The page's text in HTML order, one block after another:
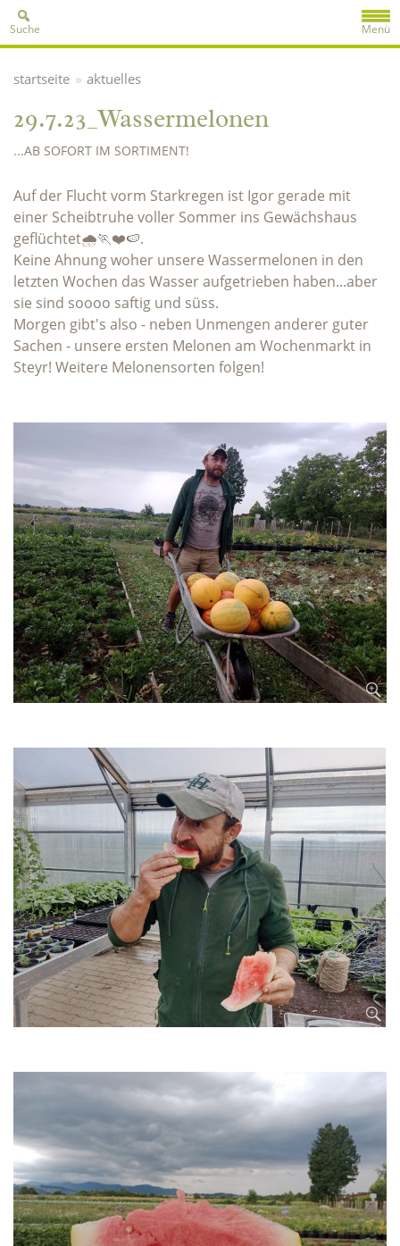
Menü
Suche
startseite » aktuelles
29.7.23_Wassermelonen
...AB SOFORT IM SORTIMENT!
Auf der Flucht vorm Starkregen ist Igor gerade mit
einer Scheibtruhe voller Sommer ins Gewächshaus
geflüchtet🌧️🏃❤️🍉.
Keine Ahnung woher unsere Wassermelonen in den
letzten Wochen das Wasser aufgetrieben haben...aber
sie sind soooo saftig und süss.
Morgen gibt's also - neben Unmengen anderer guter
Sachen - unsere ersten Melonen am Wochenmarkt in
Steyr! Weitere Melonensorten folgen!